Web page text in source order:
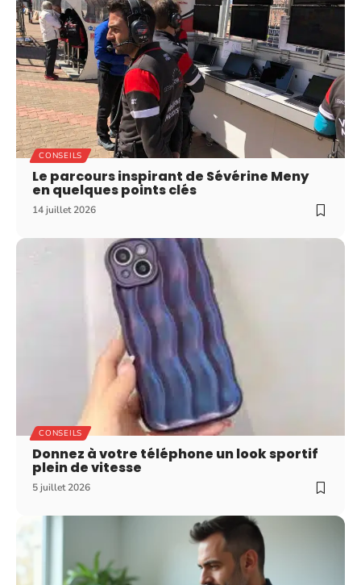
CONSEILS
Le parcours inspirant de Sévérine Meny
en quelques points clés
14 juillet 2026
CONSEILS
Donnez à votre téléphone un look sportif
plein de vitesse
5 juillet 2026